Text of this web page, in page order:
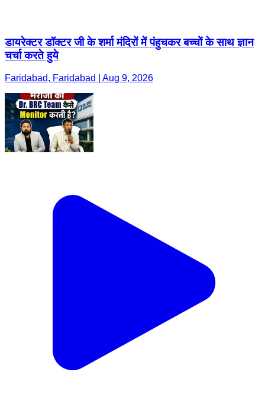
डायरेक्टर डॉक्टर जी के शर्मा मंदिरों में पंहुचकर बच्चों के साथ ज्ञान
चर्चा करते हुये
Faridabad, Faridabad | Aug 9, 2026